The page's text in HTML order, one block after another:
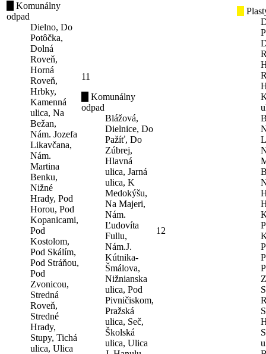
Komunálny
odpad
Dielno, Do
Potôčka,
Dolná
Roveň,
Horná
Roveň,
Hrbky,
Kamenná
ulica, Na
Bežan,
Nám. Jozefa
Likavčana,
Nám.
Martina
Benku,
Nižné
Hrady, Pod
Horou, Pod
Kopanicami,
Pod
Kostolom,
Pod Skálím,
Pod Stráňou,
Pod
Zvonicou,
Stredná
Roveň,
Stredné
Hrady,
Stupy, Tichá
ulica, Ulica
11
Komunálny
odpad
Blážová,
Dielnice, Do
Pažíť, Do
Zúbrej,
Hlavná
ulica, Jarná
ulica, K
Medokýšu,
Na Majeri,
Nám.
Ľudovíta
Fullu,
Nám.J.
Kútnika-
Šmálova,
Nižnianska
ulica, Pod
Pivničiskom,
Pražská
ulica, Seč,
Školská
ulica, Ulica
12